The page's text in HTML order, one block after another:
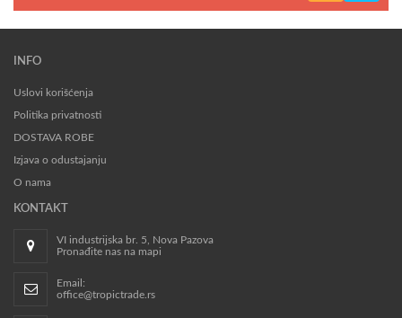
INFO
Uslovi korišćenja
Politika privatnosti
DOSTAVA ROBE
Izjava o odustajanju
O nama
KONTAKT
VI industrijska br. 5, Nova Pazova
Pronađite nas na mapi
Email:
office@tropictrade.rs